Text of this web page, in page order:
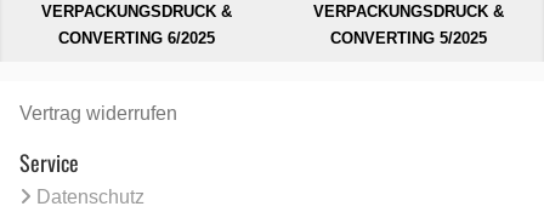
VERPACKUNGSDRUCK &
CONVERTING 6/2025
VERPACKUNGSDRUCK &
CONVERTING 5/2025
Vertrag widerrufen
Service
Datenschutz